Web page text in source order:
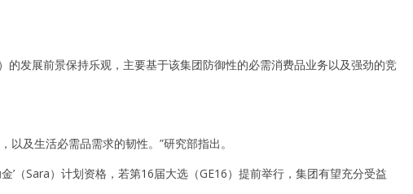
发展前景保持乐观，主要基于该集团防御性的必需消费品业务以及强劲的竞
及生活必需品需求的韧性。”研究部指出。
’（Sara）计划资格，若第16届大选（GE16）提前举行，集团有望充分受益